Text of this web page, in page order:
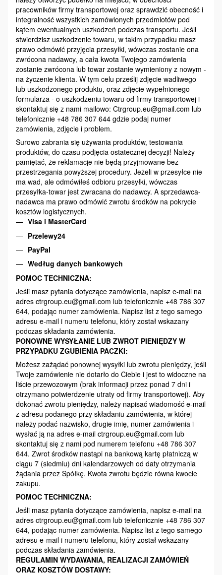
pracowników firmy transportowej oraz sprawdzić obecność i
integralność wszystkich zamówionych przedmiotów pod
kątem ewentualnych uszkodzeń podczas transportu. Jeśli
stwierdzisz uszkodzenie towaru, w takim przypadku masz
prawo odmówić przyjęcia przesyłki, wówczas zostanie ona
zwrócona nadawcy, a cała kwota Twojego zamówienia
zostanie zwrócona lub towar zostanie wymieniony z nowym -
na życzenie klienta. W tym celu prześlij zdjęcie wadliwego
lub uszkodzonego produktu, oraz zdjęcie wypełnionego
formularza - o uszkodzeniu towaru od firmy transportowej i
skontaktuj się z nami mailowo: Ctrgroup.eu@gmail.com lub
telefonicznie +48 786 307 644 gdzie podaj numer
zamówienia, zdjęcie i problem.
Surowo zabrania się używania produktów, testowania
produktów, do czasu podjęcia ostatecznej decyzji! Należy
pamiętać, że reklamacje nie będą przyjmowane bez
przestrzegania powyższej procedury. Jeżeli w przesyłce nie
ma wad, ale odmówiłeś odbioru przesyłki, wówczas
przesyłka-towar jest zwracana do nadawcy. A sprzedawca-
nadawca ma prawo odmówić zwrotu środków na pokrycie
kosztów logistycznych.
Visa i MasterCard
Przelewy24
PayPal
Według danych bankowych
POMOC TECHNICZNA:
Jeśli masz pytania dotyczące zamówienia, napisz e-mail na
adres ctrgroup.eu@gmail.com lub telefonicznie +48 786 307
644, podając numer zamówienia. Napisz list z tego samego
adresu e-mail i numeru telefonu, który został wskazany
podczas składania zamówienia.
PONOWNE WYSYŁANIE LUB ZWROT PIENIĘDZY W
PRZYPADKU ZGUBIENIA PACZKI:
Możesz zażądać ponownej wysyłki lub zwrotu pieniędzy, jeśli
Twoje zamówienie nie dotarło do Ciebie i jest to widoczne na
liście przewozowym (brak informacji przez ponad 7 dni i
otrzymano potwierdzenie utraty od firmy transportowej). Aby
dokonać zwrotu pieniędzy, należy napisać wiadomość e-mail
z adresu podanego przy składaniu zamówienia, w której
należy podać nazwisko, drugie imię, numer zamówienia i
wysłać ją na adres e-mail ctrgroup.eu@gmail.com lub
skontaktuj się z nami pod numerem telefonu +48 786 307
644. Zwrot środków nastąpi na bankową kartę płatniczą w
ciągu 7 (siedmiu) dni kalendarzowych od daty otrzymania
żądania przez Spółkę. Kwota zwrotu będzie równa kwocie
zakupu.
POMOC TECHNICZNA:
Jeśli masz pytania dotyczące zamówienia, napisz e-mail na
adres ctrgroup.eu@gmail.com lub telefonicznie +48 786 307
644, podając numer zamówienia. Napisz list z tego samego
adresu e-mail i numeru telefonu, który został wskazany
podczas składania zamówienia.
REGULAMIN WYDAWANIA, REALIZACJI ZAMÓWIEŃ
ORAZ KOSZTÓW DOSTAWY: